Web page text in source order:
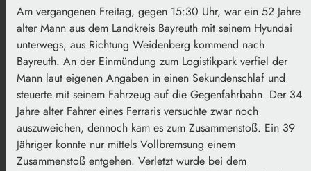
Am vergangenen Freitag, gegen 15:30 Uhr, war ein 52 Jahre
alter Mann aus dem Landkreis Bayreuth mit seinem Hyundai
unterwegs, aus Richtung Weidenberg kommend nach
Bayreuth. An der Einmündung zum Logistikpark verfiel der
Mann laut eigenen Angaben in einen Sekundenschlaf und
steuerte mit seinem Fahrzeug auf die Gegenfahrbahn. Der 34
Jahre alter Fahrer eines Ferraris versuchte zwar noch
auszuweichen, dennoch kam es zum Zusammenstoß. Ein 39
Jähriger konnte nur mittels Vollbremsung einem
Zusammenstoß entgehen. Verletzt wurde bei dem